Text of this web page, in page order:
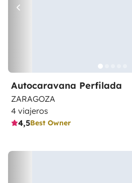
Autocaravana Perfilada
ZARAGOZA
4 viajeros
4,5Best Owner